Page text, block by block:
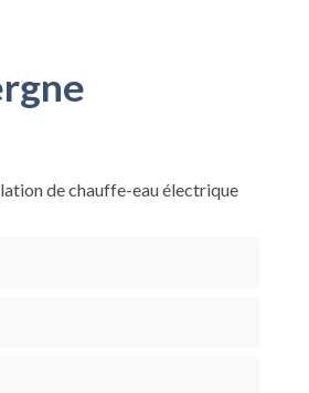
de chauffe-eau électrique